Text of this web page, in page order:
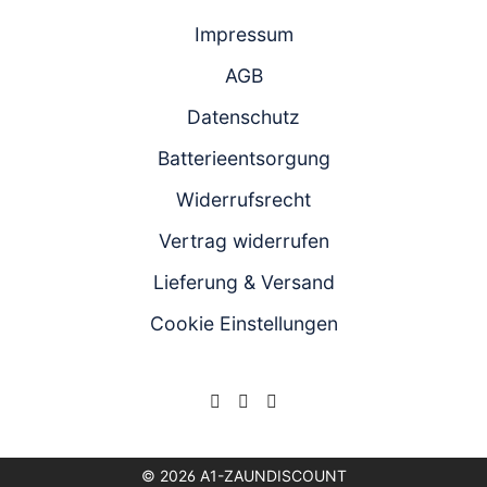
Impressum
AGB
Datenschutz
Batterieentsorgung
Widerrufsrecht
Vertrag widerrufen
Lieferung & Versand
Cookie Einstellungen
© 2026 A1-ZAUNDISCOUNT